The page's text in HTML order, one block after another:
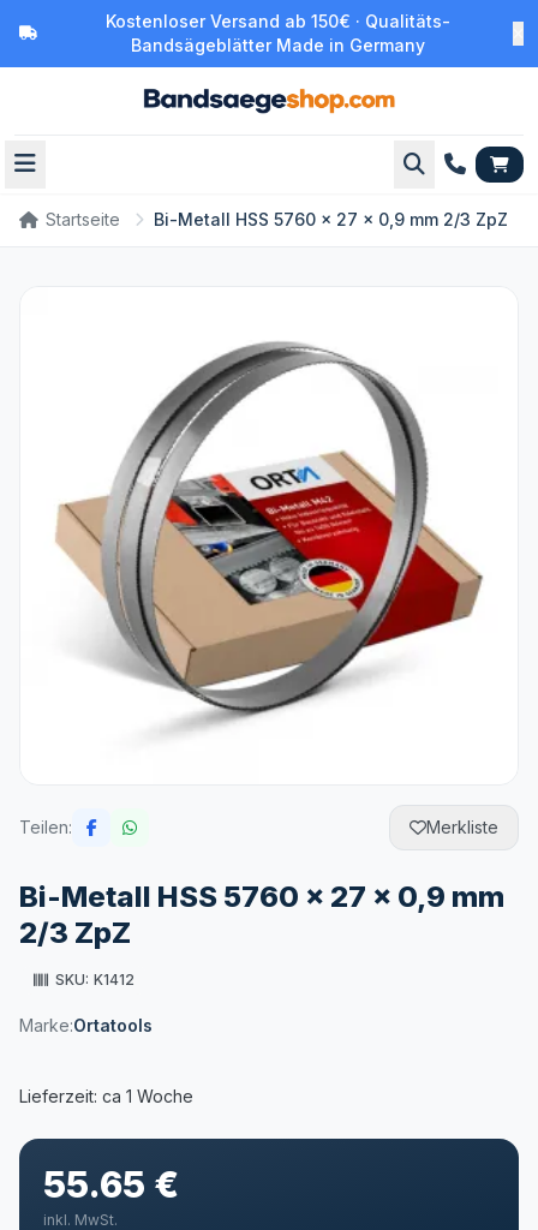
Kostenloser Versand ab 150€ · Qualitäts-
Bandsägeblätter Made in Germany
Startseite Bi-Metall HSS 5760 x 27 x 0,9 mm 2/3 ZpZ
Teilen: Merkliste
Bi-Metall HSS 5760 x 27 x 0,9 mm
2/3 ZpZ
SKU: K1412
Marke:Ortatools
55.65 €
inkl. MwSt.